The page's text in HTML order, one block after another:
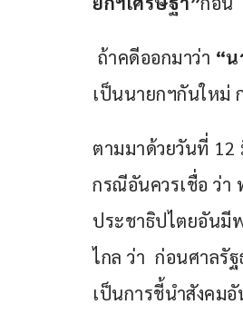
ถ้าคดีออกมาว่า “
เป็นนายกฯกันใหม่
ตามมาด้วยวันที่
กรณีอันควรเชื่อ ว่า
ประชาธิปไตยอันมี
ไกล ว่า  ก่อนศาล
เป็นการชี้นำสังคม